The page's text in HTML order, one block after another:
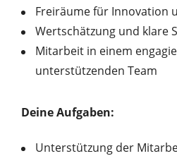
Freiräume für Innovation
Wertschätzung und klare
Mitarbeit in einem
unterstützenden Team
Deine Aufgaben:
Unterstützung der